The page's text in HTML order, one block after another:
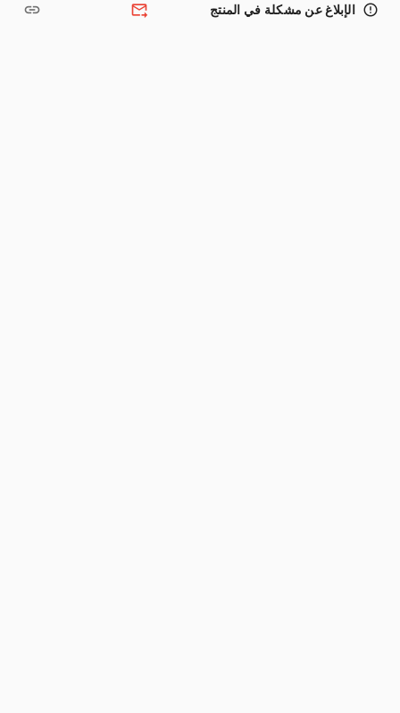
error_outline الإبلاغ عن مشكلة في المنتج forward_to_inbox
link